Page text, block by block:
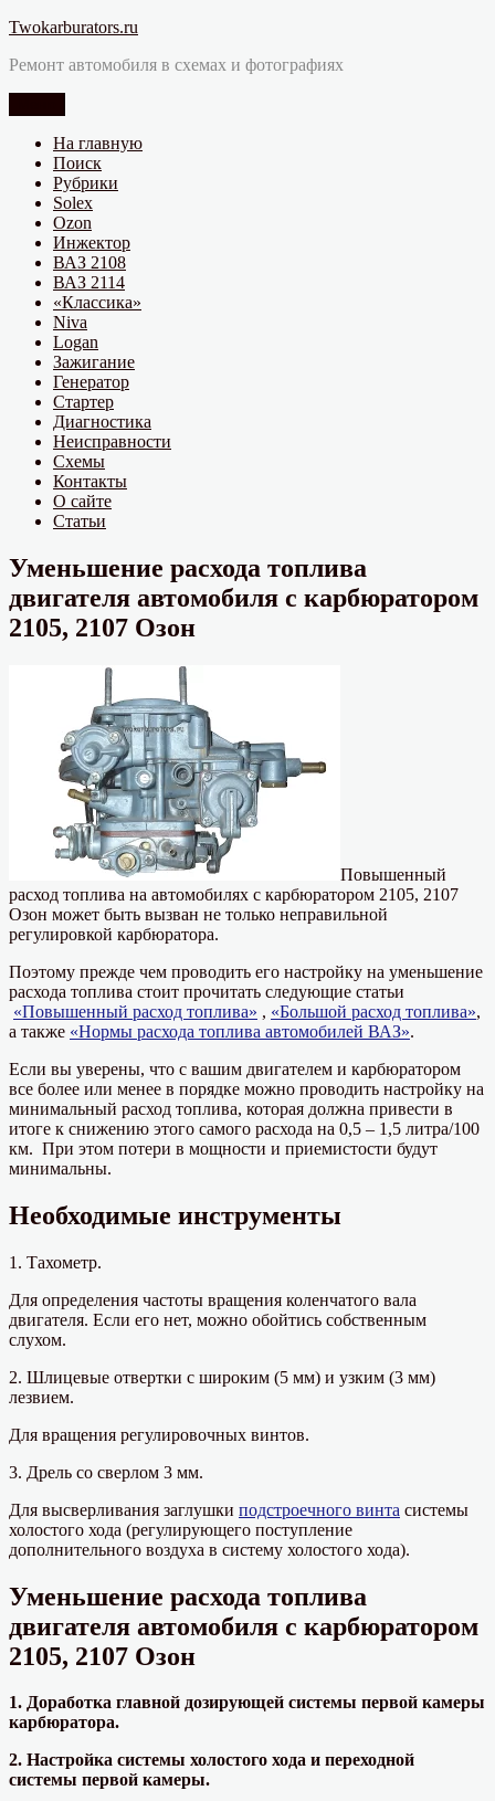
Перейти
содержимому
Twokarburators.ru
Ремонт автомобиля в схемах и фотографиях
На главную
Поиск
Рубрики
Solex
Ozon
Инжектор
ВАЗ 2108
ВАЗ 2114
«Классика»
Niva
Logan
Зажигание
Генератор
Стартер
Диагностика
Неисправности
Схемы
Контакты
О сайте
Статьи
Уменьшение расхода топлива
двигателя автомобиля с карбюратором
2105, 2107 Озон
Повышенный
расход топлива на автомобилях с карбюратором 2105, 2107
Озон может быть вызван не только неправильной
регулировкой карбюратора.
Поэтому прежде чем проводить его настройку на уменьшение
расхода топлива стоит прочитать следующие статьи
«Повышенный расход топлива» , «Большой расход топлива»,
а также «Нормы расхода топлива автомобилей ВАЗ».
Если вы уверены, что с вашим двигателем и карбюратором
все более или менее в порядке можно проводить настройку на
минимальный расход топлива, которая должна привести в
итоге к снижению этого самого расхода на 0,5 – 1,5 литра/100
км. При этом потери в мощности и приемистости будут
минимальны.
Необходимые инструменты
1. Тахометр.
Для определения частоты вращения коленчатого вала
двигателя. Если его нет, можно обойтись собственным
слухом.
2. Шлицевые отвертки с широким (5 мм) и узким (3 мм)
лезвием.
Для вращения регулировочных винтов.
3. Дрель со сверлом 3 мм.
Для высверливания заглушки подстроечного винта системы
холостого хода (регулирующего поступление
дополнительного воздуха в систему холостого хода).
Уменьшение расхода топлива
двигателя автомобиля с карбюратором
2105, 2107 Озон
1. Доработка главной дозирующей системы первой камеры
карбюратора.
2. Настройка системы холостого хода и переходной
системы первой камеры.